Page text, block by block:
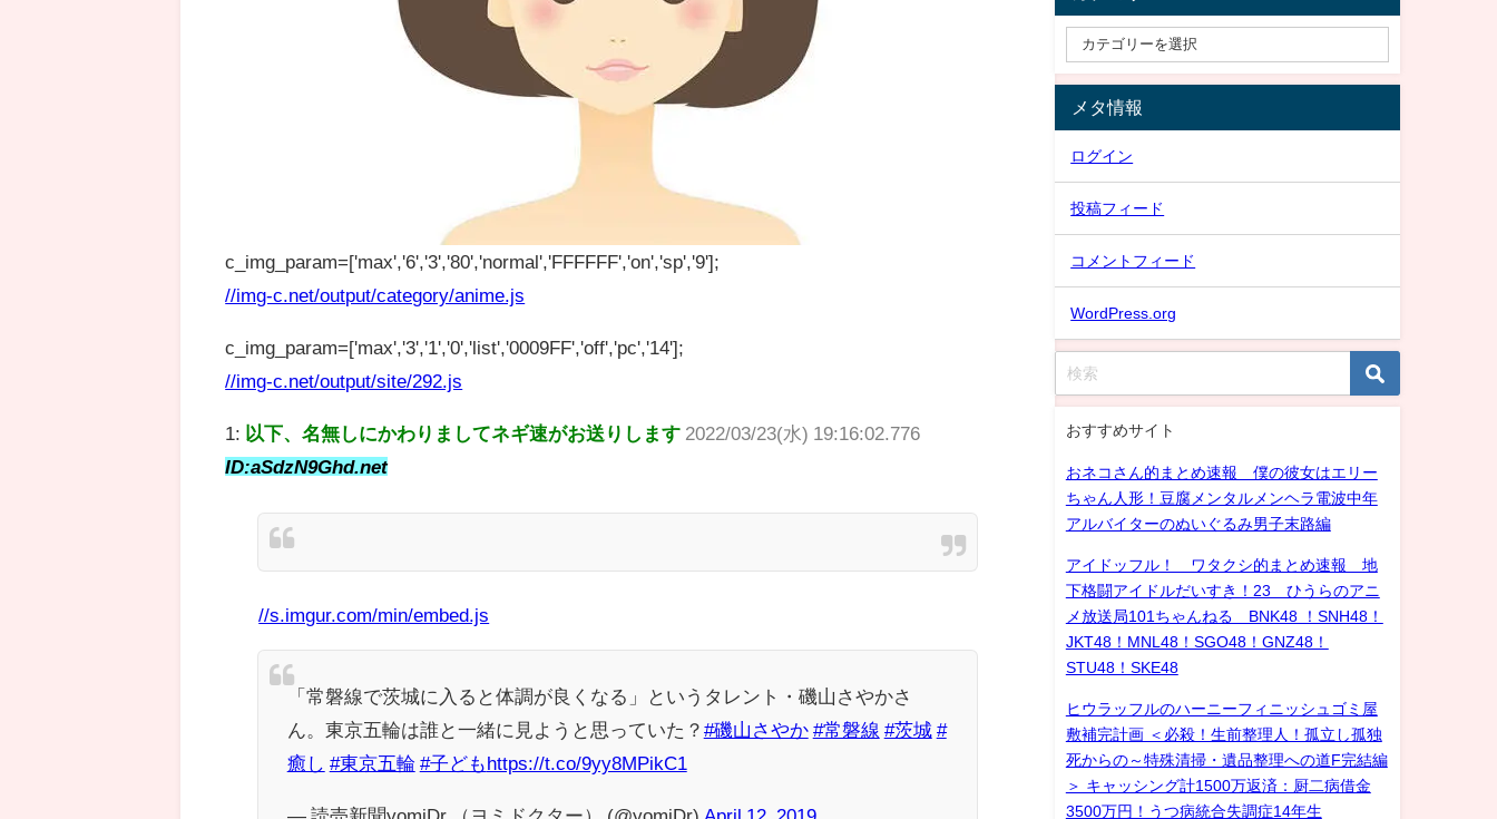
c_img_param=['max','6','3','80','normal','FFFFFF','on','sp','9'];
//img-c.net/output/category/anime.js
c_img_param=['max','3','1','0','list','0009FF','off','pc','14'];
//img-c.net/output/site/292.js
1: 以下、名無しにかわりましてネギ速がお送りします 2022/03/23(水) 19:16:02.776
ID:aSdzN9Ghd.net
//s.imgur.com/min/embed.js
「常磐線で茨城に入ると体調が良くなる」というタレント・磯山さやかさ
ん。東京五輪は誰と一緒に見ようと思っていた？ #磯山さやか #常磐線 #茨城 #
癒し #東京五輪 #子どもhttps://t.co/9yy8MPikC1
— 読売新聞yomiDr.（ヨミドクター） (@yomiDr) April 12, 2019
メタ情報
ログイン
投稿フィード
コメントフィード
WordPress.org
おすすめサイト
おネコさん的まとめ速報 僕の彼女はエリー
ちゃん人形！豆腐メンタルメンヘラ電波中年
アルバイターのぬいぐるみ男子末路編
アイドッフル！ ワタクシ的まとめ速報 地
下格闘アイドルだいすき！23 ひうらのアニ
メ放送局101ちゃんねる BNK48 ！SNH48！
JKT48！MNL48！SGO48！GNZ48！
STU48！SKE48
ヒウラッフルのハーニーフィニッシュゴミ屋
敷補完計画 ＜必殺！生前整理人！孤立し孤独
死からの～特殊清掃・遺品整理への道F完結編
＞ キャッシング計1500万返済：厨二病借金
3500万円！うつ病統合失調症14年生